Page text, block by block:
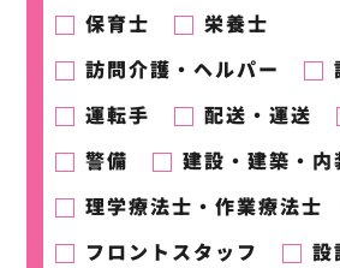
保育士
栄養士
訪問介護・ヘルパー
運転手
配送・運送
警備
建設・建築・内
理学療法士・作業療法士
フロントスタッフ
設